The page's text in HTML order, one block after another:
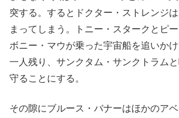
突する。するとドクター・ストレンジ
まってしまう。トニー・スタークとピ
ボニー・マウが乗った宇宙船を追いか
一人残り、サンクタム・サンクトラム
守ることにする。
その隙にブルース・バナーはほかのア